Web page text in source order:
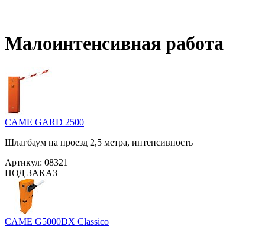
Малоинтенсивная работа
CAME GARD 2500
Шлагбаум на проезд 2,5 метра, интенсивность
Артикул: 08321
ПОД ЗАКАЗ
CAME G5000DX Classico